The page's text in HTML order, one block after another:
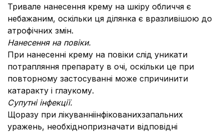
Тривале нанесення крему на шкіру обличчя є
небажаним, оскільки ця ділянка є вразливішою до
атрофічних змін.
Нанесення на повіки.
При нанесенні крему на повіки слід уникати
потрапляння препарату в очі, оскільки це при
повторному застосуванні може спричинити
катаракту і глаукому.
Супутні інфекції.
Щоразу при лікуванніінфікованихзапальних
уражень, необхіднопризначати відповідні